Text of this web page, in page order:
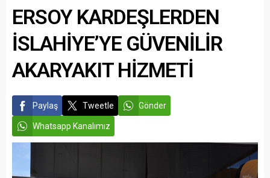
ERSOY KARDEŞLERDEN
İSLAHİYE’YE GÜVENİLİR
AKARYAKIT HİZMETİ
Paylaş Tweetle Gönder
Whatsapp Kanalımız